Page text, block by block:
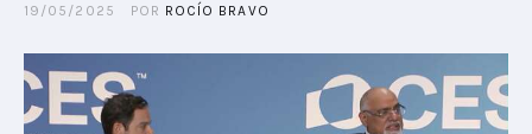
19/05/2025 POR ROCÍO BRAVO